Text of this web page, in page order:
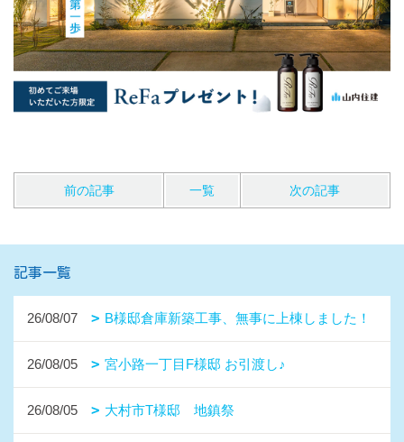
前の記事 一覧 次の記事
記事一覧
26/08/07 B様邸倉庫新築工事、無事に上棟しました！
26/08/05 宮小路一丁目F様邸 お引渡し♪
26/08/05 大村市T様邸 地鎮祭